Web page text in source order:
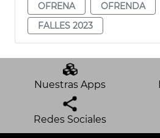
OFRENA
OFRENDA
FALLES 2023
Nuestras Apps
Redes Sociales